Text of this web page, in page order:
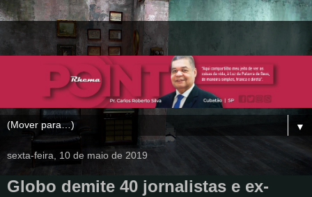
▼
sexta-feira, 10 de maio de 2019
Globo demite 40 jornalistas e ex-